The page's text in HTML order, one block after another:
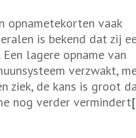
opnametekorten vaak
is bekend dat zij
. Een lagere opname van
verzwakt,
ziek, de kans is groot
nog verder vermindert